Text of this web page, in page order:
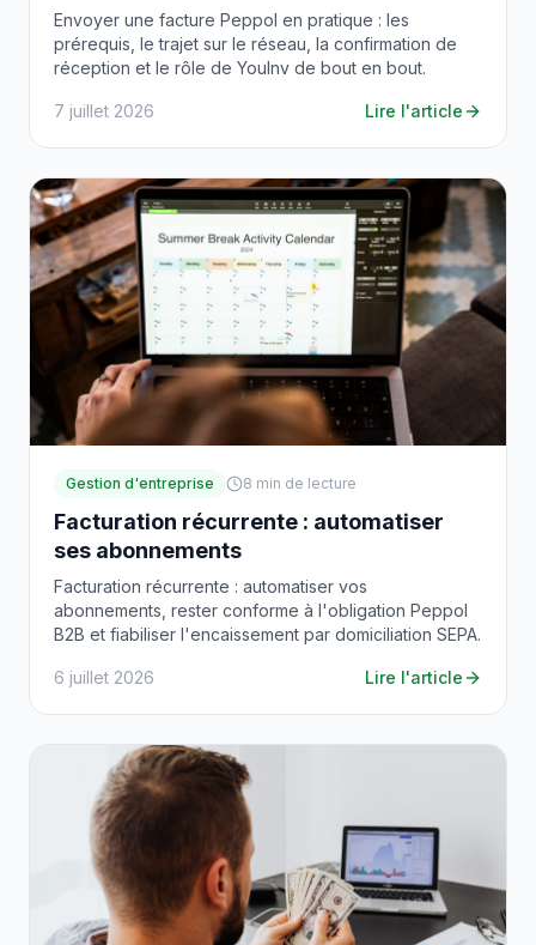
Envoyer une facture Peppol en pratique : les
prérequis, le trajet sur le réseau, la confirmation de
réception et le rôle de YouInv de bout en bout.
7 juillet 2026 Lire l'article
Gestion d'entreprise 8 min de lecture
Facturation récurrente : automatiser
ses abonnements
Facturation récurrente : automatiser vos
abonnements, rester conforme à l'obligation Peppol
B2B et fiabiliser l'encaissement par domiciliation SEPA.
6 juillet 2026 Lire l'article